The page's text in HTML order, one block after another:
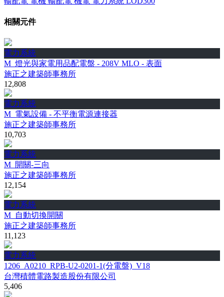
相關元件
電力系統
M_燈光與家電用品配電盤 - 208V MLO - 表面
施正之建築師事務所
12,808
電力系統
M_電氣設備 - 不平衡電源連接器
施正之建築師事務所
10,703
電力系統
M_開關-三向
施正之建築師事務所
12,154
電力系統
M_自動切換開關
施正之建築師事務所
11,123
電力系統
1206_A0210_RPB-U2-0201-1(分電盤)_V18
台灣積體電路製造股份有限公司
5,406